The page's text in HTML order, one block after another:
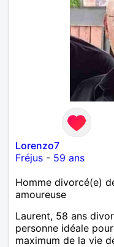
Lorenzo7
Fréjus - 59 ans
Homme divorcé(e)
amoureuse
Laurent, 58 ans
personne idéale
maximum de la vie